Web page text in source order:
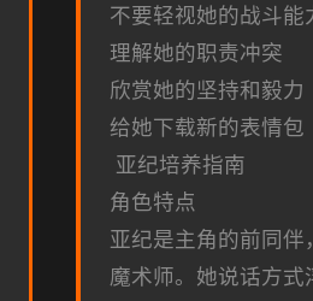
不要轻视她的战斗能
理解她的职责冲突
欣赏她的坚持和毅力
给她下载新的表情包
亚纪培养指南
角色特点
亚纪是主角的前同伴
魔术师。她说话方式